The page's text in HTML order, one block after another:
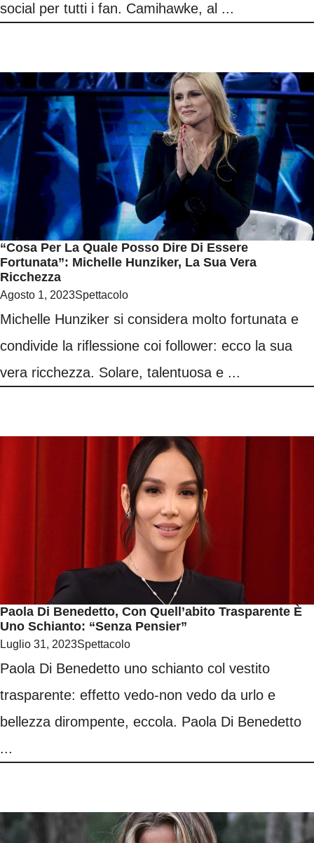
social per tutti i fan. Camihawke, al ...
“Cosa Per La Quale Posso Dire Di Essere
Fortunata”: Michelle Hunziker, La Sua Vera
Ricchezza
Agosto 1, 2023Spettacolo
Michelle Hunziker si considera molto fortunata e
condivide la riflessione coi follower: ecco la sua
vera ricchezza. Solare, talentuosa e ...
Paola Di Benedetto, Con Quell’abito Trasparente È
Uno Schianto: “Senza Pensier”
Luglio 31, 2023Spettacolo
Paola Di Benedetto uno schianto col vestito
trasparente: effetto vedo-non vedo da urlo e
bellezza dirompente, eccola. Paola Di Benedetto
...